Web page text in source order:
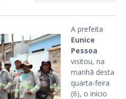
A prefeita
Eunice
Pessoa
visitou, na
manhã desta
quarta-feira
(6), o início